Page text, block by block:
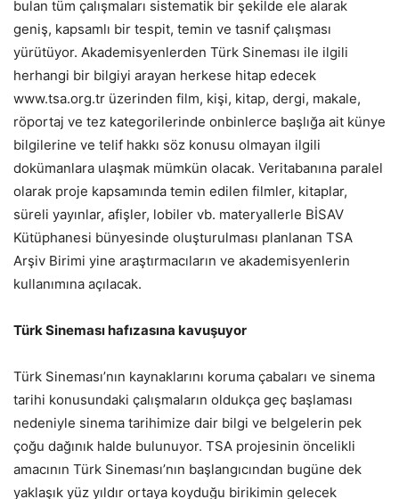
bulan tüm çalışmaları sistematik bir şekilde ele alarak
geniş, kapsamlı bir tespit, temin ve tasnif çalışması
yürütüyor. Akademisyenlerden Türk Sineması ile ilgili
herhangi bir bilgiyi arayan herkese hitap edecek
www.tsa.org.tr üzerinden film, kişi, kitap, dergi, makale,
röportaj ve tez kategorilerinde onbinlerce başlığa ait künye
bilgilerine ve telif hakkı söz konusu olmayan ilgili
dokümanlara ulaşmak mümkün olacak. Veritabanına paralel
olarak proje kapsamında temin edilen filmler, kitaplar,
süreli yayınlar, afişler, lobiler vb. materyallerle BİSAV
Kütüphanesi bünyesinde oluşturulması planlanan TSA
Arşiv Birimi yine araştırmacıların ve akademisyenlerin
kullanımına açılacak.
Türk Sineması hafızasına kavuşuyor
Türk Sineması’nın kaynaklarını koruma çabaları ve sinema
tarihi konusundaki çalışmaların oldukça geç başlaması
nedeniyle sinema tarihimize dair bilgi ve belgelerin pek
çoğu dağınık halde bulunuyor. TSA projesinin öncelikli
amacının Türk Sineması’nın başlangıcından bugüne dek
yaklaşık yüz yıldır ortaya koyduğu birikimin gelecek